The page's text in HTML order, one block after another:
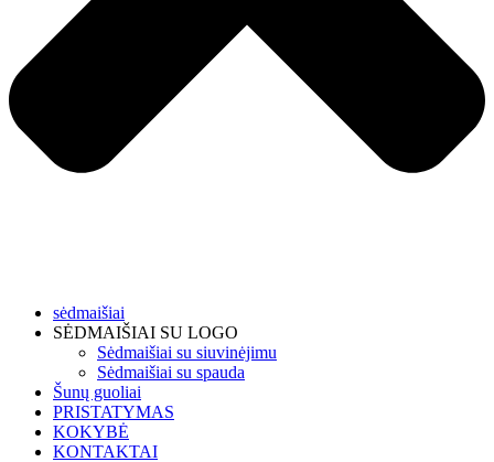
sėdmaišiai
SĖDMAIŠIAI SU LOGO
Sėdmaišiai su siuvinėjimu
Sėdmaišiai su spauda
Šunų guoliai
PRISTATYMAS
KOKYBĖ
KONTAKTAI